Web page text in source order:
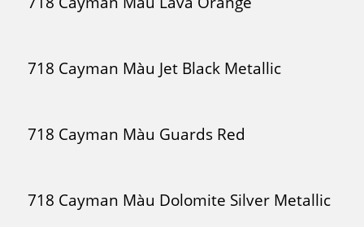
718 Cayman Màu Jet Black Metallic
718 Cayman Màu Guards Red
718 Cayman Màu Dolomite Silver Metallic